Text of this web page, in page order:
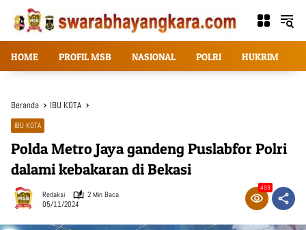
Langsung
konten
HOME PROFIL MSB NASIONAL POLRI HUKRIM
Beranda IBU KOTA
IBU KOTA
Polda Metro Jaya gandeng Puslabfor Polri
dalami kebakaran di Bekasi
Redaksi
2 Min Baca
05/11/2024
499